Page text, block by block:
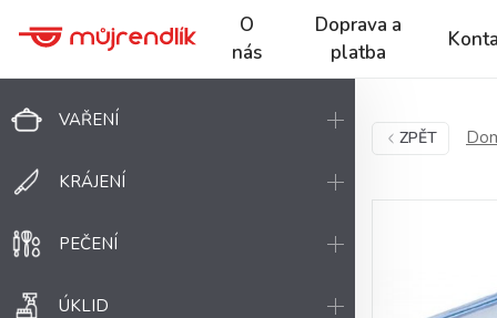
O
nás
Doprava a
platba
VAŘENÍ
KRÁJENÍ
PEČENÍ
ÚKLID
ZPĚT